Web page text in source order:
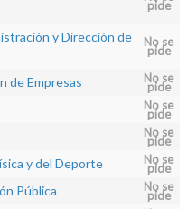
pide
y Dirección de
No se
pide
de Empresas No se
pide
No se
pide
No se
pide
y del Deporte No se
pide
Pública No se
pide